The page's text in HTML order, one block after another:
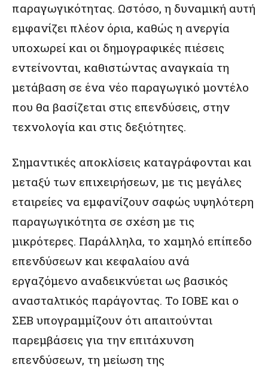
παραγωγικότητας. Ωστόσο, η δυναμική αυτή
εμφανίζει πλέον όρια, καθώς η ανεργία
υποχωρεί και οι δημογραφικές πιέσεις
εντείνονται, καθιστώντας αναγκαία τη
μετάβαση σε ένα νέο παραγωγικό μοντέλο
που θα βασίζεται στις επενδύσεις, στην
τεχνολογία και στις δεξιότητες.
Σημαντικές αποκλίσεις καταγράφονται και
μεταξύ των επιχειρήσεων, με τις μεγάλες
εταιρείες να εμφανίζουν σαφώς υψηλότερη
παραγωγικότητα σε σχέση με τις
μικρότερες. Παράλληλα, το χαμηλό επίπεδο
επενδύσεων και κεφαλαίου ανά
εργαζόμενο αναδεικνύεται ως βασικός
ανασταλτικός παράγοντας. Το ΙΟΒΕ και ο
ΣΕΒ υπογραμμίζουν ότι απαιτούνται
παρεμβάσεις για την επιτάχυνση
επενδύσεων, τη μείωση της